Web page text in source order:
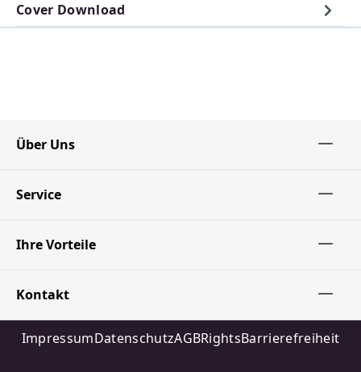
Cover Download
Über Uns
Service
Ihre Vorteile
Kontakt
ImpressumDatenschutzAGBRightsBarrierefreiheit